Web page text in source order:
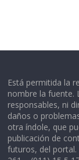
Está permitida la
nombre la fuente.
responsables, ni
daños o
otra índole, que
publicación de
futuros, del portal.